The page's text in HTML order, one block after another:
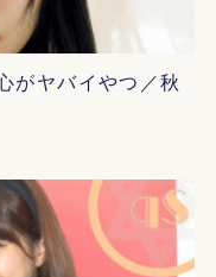
がヤバイやつ／秋